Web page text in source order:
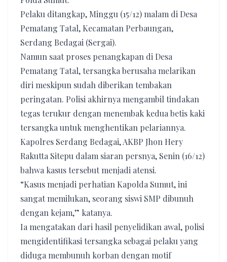
Pelaku ditangkap, Minggu (15/12) malam di Desa
Pematang Tatal, Kecamatan Perbaungan,
Serdang Bedagai (Sergai).
Namun saat proses penangkapan di Desa
Pematang Tatal, tersangka berusaha melarikan
diri meskipun sudah diberikan tembakan
peringatan. Polisi akhirnya mengambil tindakan
tegas terukur dengan menembak kedua betis kaki
tersangka untuk menghentikan pelariannya.
Kapolres Serdang Bedagai, AKBP Jhon Hery
Rakutta Sitepu dalam siaran persnya, Senin (16/12)
bahwa kasus tersebut menjadi atensi.
“Kasus menjadi perhatian Kapolda Sumut, ini
sangat memilukan, seorang siswi SMP dibunuh
dengan kejam,” katanya.
Ia mengatakan dari hasil penyelidikan awal, polisi
mengidentifikasi tersangka sebagai pelaku yang
diduga membunuh korban dengan motif